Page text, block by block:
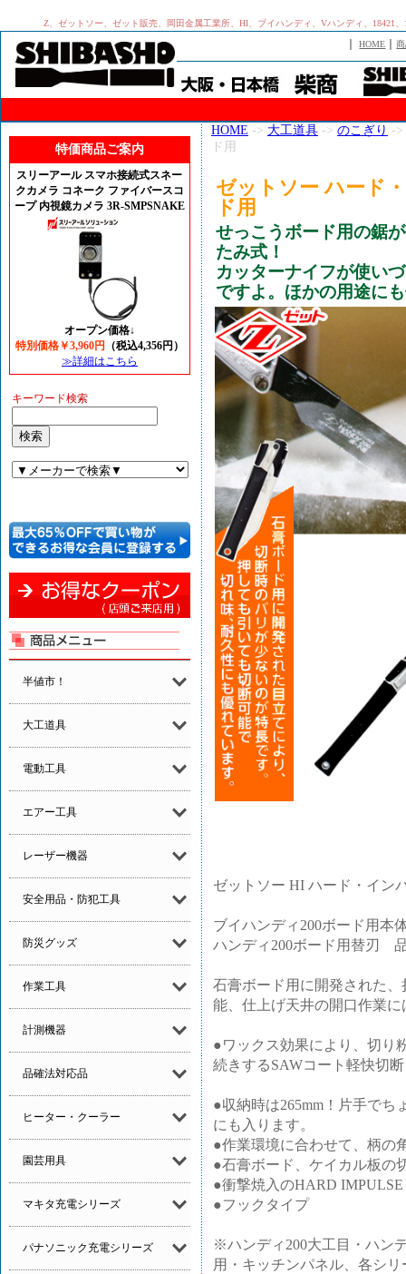
Z、ゼットソー、ゼット販売、岡田金属工業所、HI、ブイハンディ、Vハンディ、
｜HOME ｜
特価商品ご案内
スリーアール スマホ接続式スネー
クカメラ コネーク ファイバースコ
ープ 内視鏡カメラ 3R-SMPSNAKE
オープン価格↓
特別価格￥3,960円
（税込4,356円）
≫詳細はこちら
キーワード検索
半値市！
大工道具
電動工具
エアー工具
レーザー機器
安全用品・防犯工具
防災グッズ
作業工具
計測機器
品確法対応品
ヒーター・クーラー
園芸用具
マキタ充電シリーズ
パナソニック充電シリーズ
HOME -> 大工道具 -> のこぎり ->
ド用
ゼットソー ハード
ド用
せっこうボード用の鋸
たみ式！
カッターナイフが使い
ですよ。ほかの用途に
ゼットソー HI ハード・イン
ブイハンディ200ボード用本
ハンディ200ボード用替刃 品
石膏ボード用に開発された
能、仕上げ天井の開口作業
●ワックス効果により、切り
続きするSAWコート軽快切断
●収納時は265mm！片手で
にも入ります。
●作業環境に合わせて、柄の
●石膏ボード、ケイカル板の
●衝撃焼入のHARD IMPULSE
●フックタイプ
※ハンディ200大工目・ハン
用・キッチンパネル、各シ